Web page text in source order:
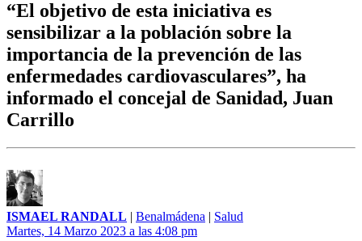
“El objetivo de esta iniciativa es
sensibilizar a la población sobre la
importancia de la prevención de las
enfermedades cardiovasculares”, ha
informado el concejal de Sanidad, Juan
Carrillo
ISMAEL RANDALL | Benalmádena | Salud
Martes, 14 Marzo 2023 a las 4:08 pm